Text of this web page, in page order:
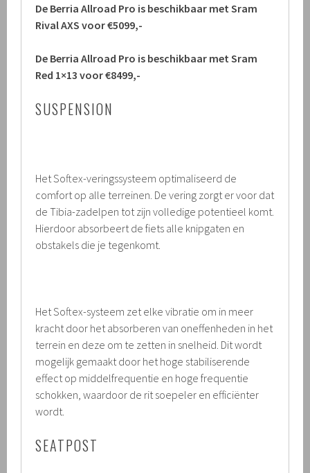
De Berria Allroad Pro is beschikbaar met Sram
Rival AXS voor €5099,-
De Berria Allroad Pro is beschikbaar met Sram
Red 1×13 voor €8499,-
SUSPENSION
Het Softex-veringssysteem optimaliseerd de
comfort op alle terreinen. De vering zorgt er voor dat
de Tibia-zadelpen tot zijn volledige potentieel komt.
Hierdoor absorbeert de fiets alle knipgaten en
obstakels die je tegenkomt.
Het Softex-systeem zet elke vibratie om in meer
kracht door het absorberen van oneffenheden in het
terrein en deze om te zetten in snelheid. Dit wordt
mogelijk gemaakt door het hoge stabiliserende
effect op middelfrequentie en hoge frequentie
schokken, waardoor de rit soepeler en efficiënter
wordt.
SEATPOST